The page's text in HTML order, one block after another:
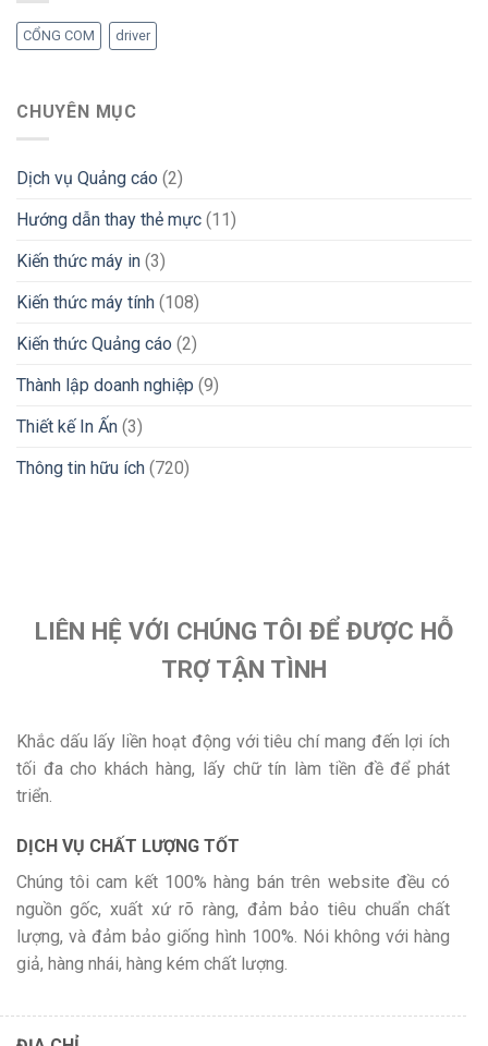
CỔNG COM driver
CHUYÊN MỤC
Dịch vụ Quảng cáo (2)
Hướng dẫn thay thẻ mực (11)
Kiến thức máy in (3)
Kiến thức máy tính (108)
Kiến thức Quảng cáo (2)
Thành lập doanh nghiệp (9)
Thiết kế In Ấn (3)
Thông tin hữu ích (720)
LIÊN HỆ VỚI CHÚNG TÔI ĐỂ ĐƯỢC HỖ
TRỢ TẬN TÌNH
Khắc dấu lấy liền hoạt động với tiêu chí mang đến lợi ích
tối đa cho khách hàng, lấy chữ tín làm tiền đề để phát
triển.
DỊCH VỤ CHẤT LƯỢNG TỐT
Chúng tôi cam kết 100% hàng bán trên website đều có
nguồn gốc, xuất xứ rõ ràng, đảm bảo tiêu chuẩn chất
lượng, và đảm bảo giống hình 100%. Nói không với hàng
giả, hàng nhái, hàng kém chất lượng.